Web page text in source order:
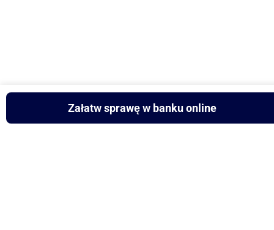
Załatw sprawę w banku online